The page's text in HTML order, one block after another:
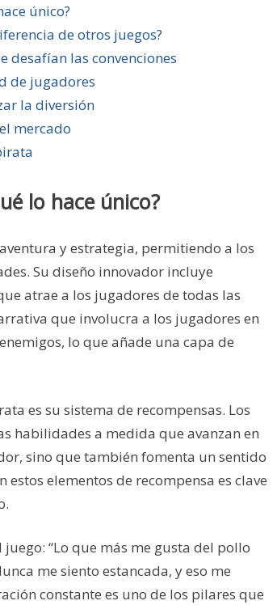
único?
de otros juegos?
desafían las convenciones
de jugadores
la diversión
mercado
lo hace único?
y estrategia, permitiendo a los
Su diseño innovador incluye
atrae a los jugadores de todas las
que involucra a los jugadores en
lo que añade una capa de
es su sistema de recompensas. Los
habilidades a medida que avanzan en
sino que también fomenta un sentido
elementos de recompensa es clave
“Lo que más me gusta del pollo
me siento estancada, y eso me
constante es uno de los pilares que